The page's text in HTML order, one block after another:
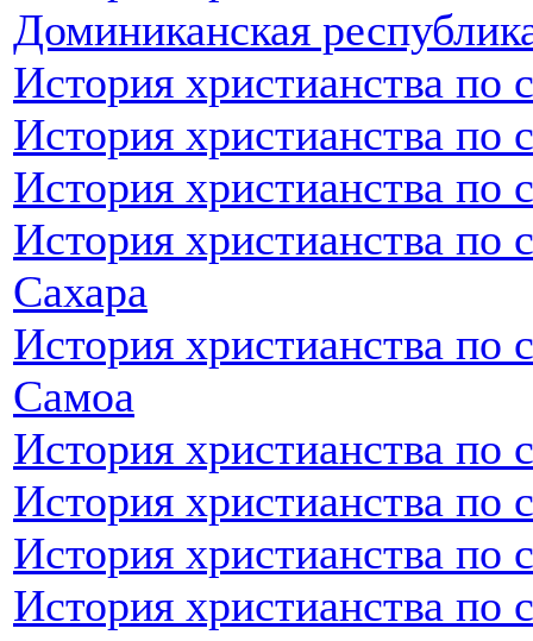
Доминиканская
История христианства по
История христианства по
История христианства по
История христианства по
Сахара
История христианства по
Самоа
История христианства по
История христианства по
История христианства
История христианства по